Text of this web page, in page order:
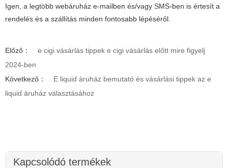
Igen, a legtöbb webáruház e-mailben és/vagy SMS-ben is értesít a
rendelés és a szállítás minden fontosabb lépéséről.
Előző：
e cigi vásárlás tippek e cigi vásárlás előtt mire figyelj
2024-ben
Következő：
E liquid áruház bemutató és vásárlási tippek az e
liquid áruház választásához
Kapcsolódó termékek